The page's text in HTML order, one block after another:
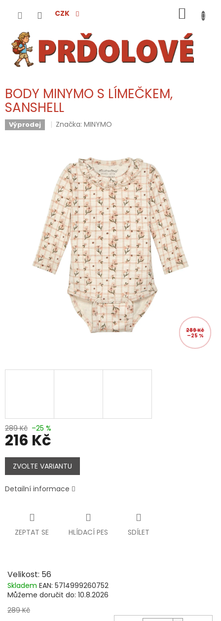
CZK
KOŠÍK
BODY MINYMO S LÍMEČKEM,
SANSHELL
Výprodej Značka:MINYMO
289 Kč
–25 %
289 Kč –25 %
216 Kč
Měrná
cena:
ZVOLTE VARIANTU
Detailní informace
ZEPTAT SE HLÍDACÍ PES SDÍLET
Velikost: 56
Skladem EAN: 5714999260752
Můžeme doručit do: 10.8.2026
289 Kč